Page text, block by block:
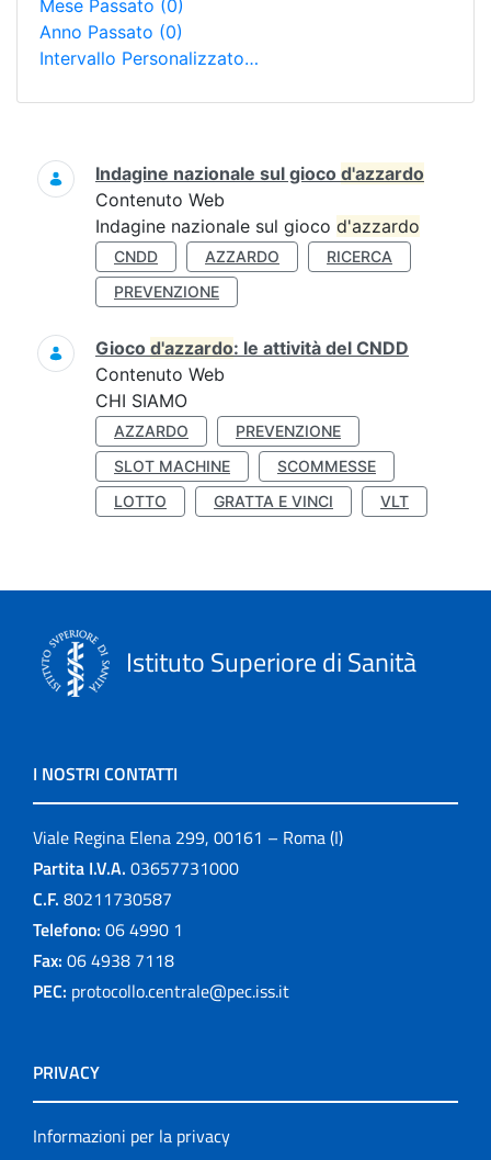
Mese Passato (0)
Anno Passato (0)
Intervallo Personalizzato…
Ricerca
Indagine nazionale sul gioco d'azzardo
Contenuto Web
Indagine nazionale sul gioco d'azzardo
CNDD AZZARDO
RICERCA
PREVENZIONE
Gioco d'azzardo: le attività del CNDD
Contenuto Web
CHI SIAMO
AZZARDO
PREVENZIONE
SLOT MACHINE
SCOMMESSE
LOTTO
GRATTA E VINCI VLT
Istituto Superiore di Sanità
I NOSTRI CONTATTI
Viale Regina Elena 299, 00161 – Roma (I)
Partita I.V.A. 03657731000
C.F. 80211730587
Telefono: 06 4990 1
Fax: 06 4938 7118
PEC: protocollo.centrale@pec.iss.it
PRIVACY
Informazioni per la privacy